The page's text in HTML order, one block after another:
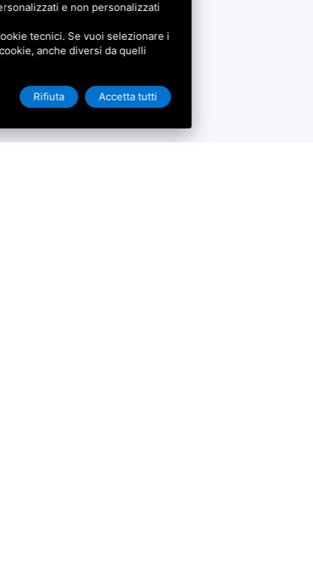
e non personalizzati
tecnici. Se vuoi selezionare i
anche diversi da quelli
Rifiuta Accetta tutti